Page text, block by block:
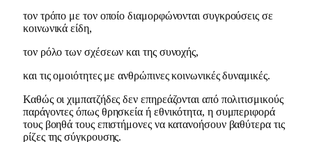
τον τρόπο με τον οποίο διαμορφώνονται συγκρούσεις σε
κοινωνικά είδη,
τον ρόλο των σχέσεων και της συνοχής,
και τις ομοιότητες με ανθρώπινες κοινωνικές δυναμικές.
Καθώς οι χιμπατζήδες δεν επηρεάζονται από πολιτισμικούς
παράγοντες όπως θρησκεία ή εθνικότητα, η συμπεριφορά
τους βοηθά τους επιστήμονες να κατανοήσουν βαθύτερα τις
ρίζες της σύγκρουσης.